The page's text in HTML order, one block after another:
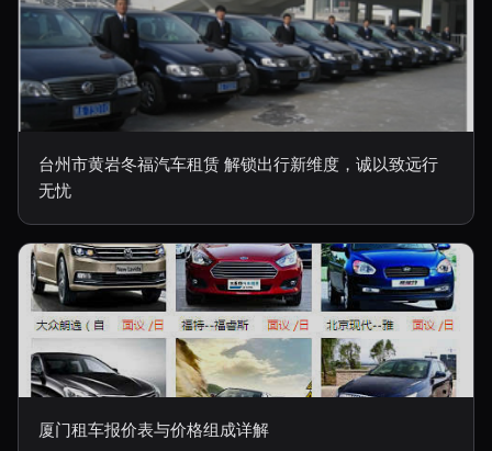
台州市黄岩冬福汽车租赁 解锁出行新维度，诚以致远行
无忧
厦门租车报价表与价格组成详解